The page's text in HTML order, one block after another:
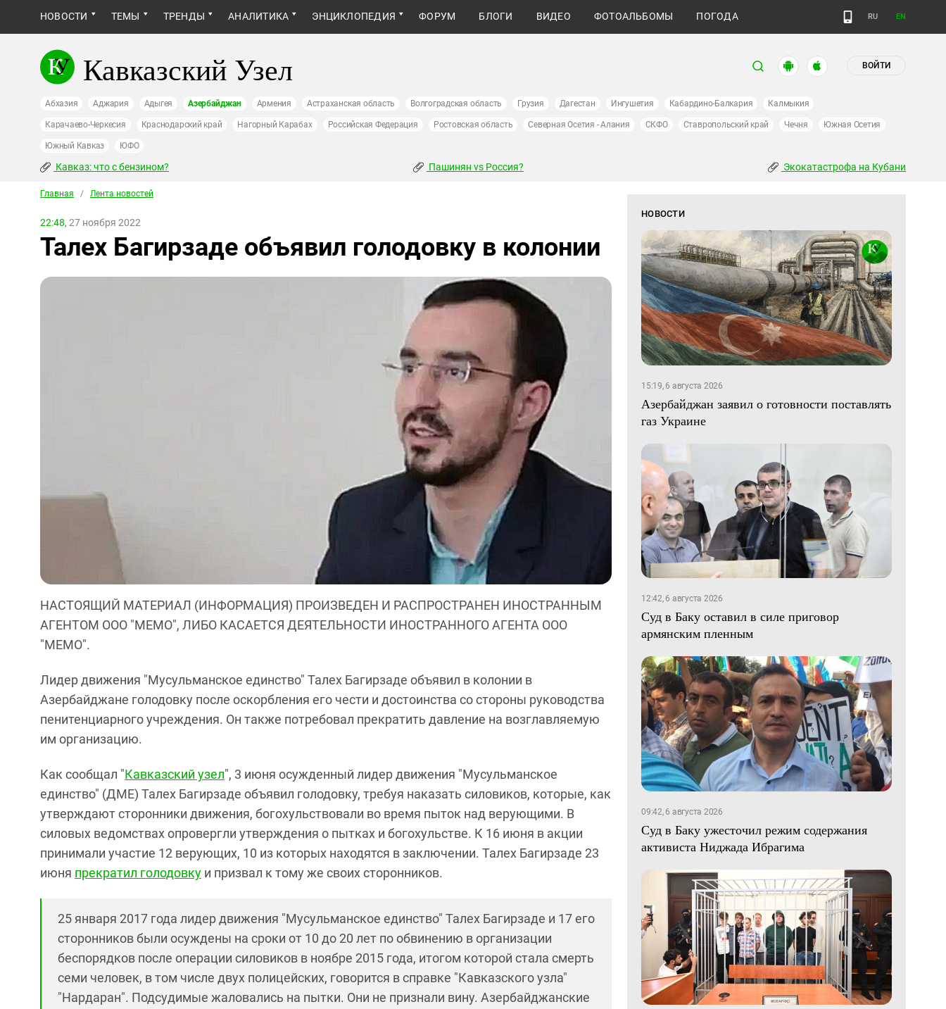
НОВОСТИ ТЕМЫ ТРЕНДЫ АНАЛИТИКА ЭНЦИКЛОПЕДИЯ ФОРУМ БЛОГИ ВИДЕО ФОТОАЛЬБОМЫ ПОГОДА RU EN
Кавказский Узел ВОЙТИ
Абхазия Аджария Адыгея Азербайджан Армения Астраханская область Волгоградская область Грузия Дагестан Ингушетия Кабардино-Балкария Калмыкия
Карачаево-Черкесия Краснодарский край Нагорный Карабах Российская Федерация Ростовская область Северная Осетия - Алания СКФО Ставропольский край Чечня Южная Осетия
Южный Кавказ ЮФО
Кавказ: что с бензином? Пашинян vs Россия? Экокатастрофа на Кубани
Главная / Лента новостей
22:48, 27 ноября 2022
Талех Багирзаде объявил голодовку в колонии
НАСТОЯЩИЙ МАТЕРИАЛ (ИНФОРМАЦИЯ) ПРОИЗВЕДЕН И РАСПРОСТРАНЕН ИНОСТРАННЫМ
АГЕНТОМ ООО "МЕМО", ЛИБО КАСАЕТСЯ ДЕЯТЕЛЬНОСТИ ИНОСТРАННОГО АГЕНТА ООО
"МЕМО".
Лидер движения "Мусульманское единство" Талех Багирзаде объявил в колонии в
Азербайджане голодовку после оскорбления его чести и достоинства со стороны руководства
пенитенциарного учреждения. Он также потребовал прекратить давление на возглавляемую
им организацию.
Как сообщал "Кавказский узел", 3 июня осужденный лидер движения "Мусульманское
единство" (ДМЕ) Талех Багирзаде объявил голодовку, требуя наказать силовиков, которые, как
утверждают сторонники движения, богохульствовали во время пыток над верующими. В
силовых ведомствах опровергли утверждения о пытках и богохульстве. К 16 июня в акции
принимали участие 12 верующих, 10 из которых находятся в заключении. Талех Багирзаде 23
июня прекратил голодовку и призвал к тому же своих сторонников.
25 января 2017 года лидер движения "Мусульманское единство" Талех Багирзаде и 17 его
сторонников были осуждены на сроки от 10 до 20 лет по обвинению в организации
беспорядков после операции силовиков в ноябре 2015 года, итогом которой стала смерть
семи человек, в том числе двух полицейских, говорится в справке "Кавказского узла"
"Нардаран". Подсудимые жаловались на пытки. Они не признали вину. Азербайджанские
НОВОСТИ
15:19, 6 августа 2026
Азербайджан заявил о готовности поставлять
газ Украине
12:42, 6 августа 2026
Суд в Баку оставил в силе приговор
армянским пленным
09:42, 6 августа 2026
Суд в Баку ужесточил режим содержания
активиста Ниджада Ибрагима